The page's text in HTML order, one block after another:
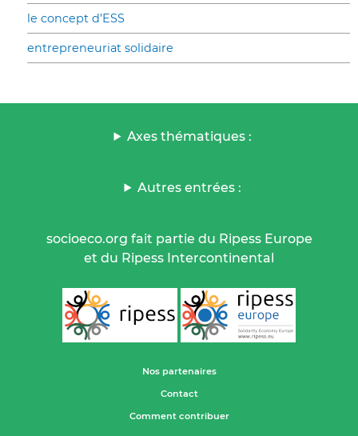
le concept d’ESS
entrepreneuriat solidaire
Axes thématiques :
Autres entrées :
socioeco.org fait partie du Ripess Europe
et du Ripess Intercontinental
Nos partenaires
Contact
Comment contribuer